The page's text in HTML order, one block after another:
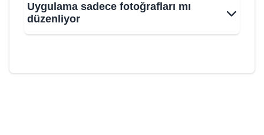
Uygulama sadece fotoğrafları mı
düzenliyor